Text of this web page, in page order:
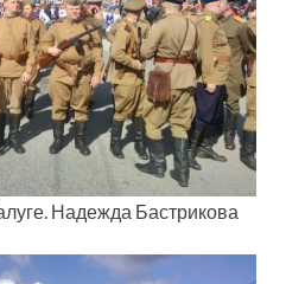
Надежда Бастрикова